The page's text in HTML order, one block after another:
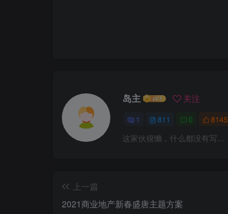
岛主 关注
1 811 0 8145
这家伙很懒，什么都没有写...
上一篇
2021商业地产新春盛唐主题方案